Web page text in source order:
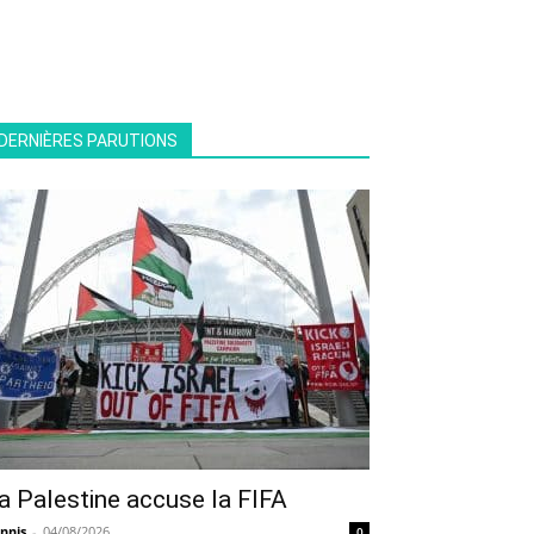
PARUTIONS
Palestine accuse la FIFA